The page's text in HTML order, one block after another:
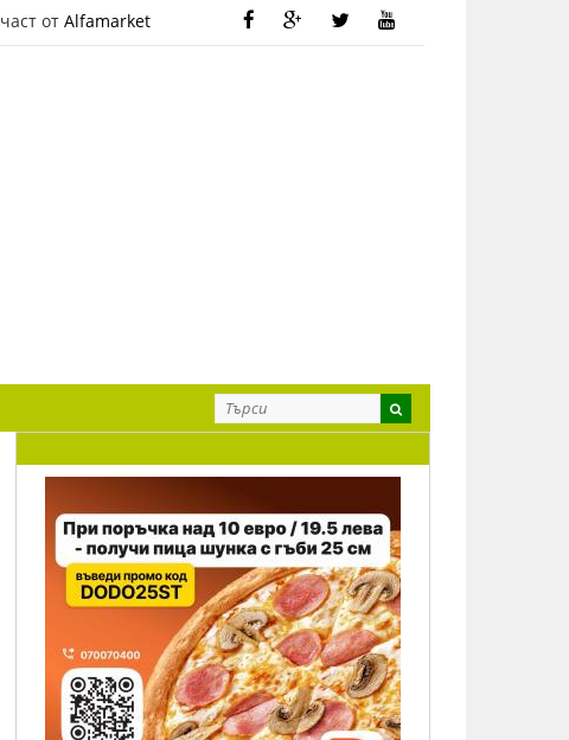
част от Alfamarket